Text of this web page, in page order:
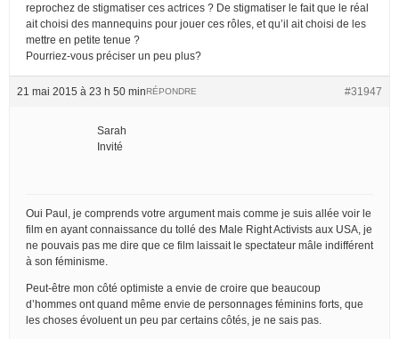
reprochez de stigmatiser ces actrices ? De stigmatiser le fait que le réal
ait choisi des mannequins pour jouer ces rôles, et qu’il ait choisi de les
mettre en petite tenue ?
Pourriez-vous préciser un peu plus?
21 mai 2015 à 23 h 50 min #31947
RÉPONDRE
Sarah
Invité
Oui Paul, je comprends votre argument mais comme je suis allée voir le
film en ayant connaissance du tollé des Male Right Activists aux USA, je
ne pouvais pas me dire que ce film laissait le spectateur mâle indifférent
à son féminisme.
Peut-être mon côté optimiste a envie de croire que beaucoup
d’hommes ont quand même envie de personnages féminins forts, que
les choses évoluent un peu par certains côtés, je ne sais pas.